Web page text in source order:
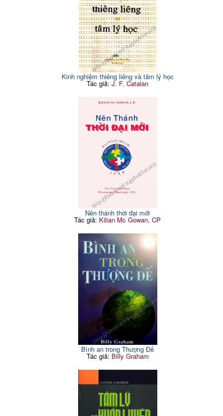
Kinh nghiệm thiêng liêng và tâm lý học
Tác giả:J. F. Catalan
Nên thánh thời đại mới
Tác giả: Kilian Mc Gowan, CP
Bình an trong Thượng Đế
Tác giả: Billy Graham